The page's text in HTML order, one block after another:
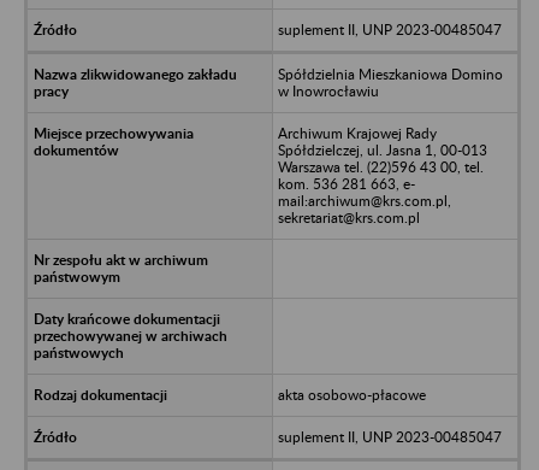
suplement II, UNP 2023-00485047
Spółdzielnia Mieszkaniowa Domino
w Inowrocławiu
Archiwum Krajowej Rady
Spółdzielczej, ul. Jasna 1, 00-013
Warszawa tel. (22)596 43 00, tel.
kom. 536 281 663, e-
mail:archiwum@krs.com.pl,
sekretariat@krs.com.pl
akta osobowo-płacowe
suplement II, UNP 2023-00485047